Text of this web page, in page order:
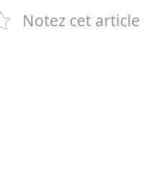
Notez cet article